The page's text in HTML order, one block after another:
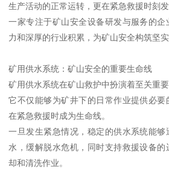
生产活动的正常运转，更在紧急救援时刻
一家专注于矿山安全设备研发与服务的
力和深厚的行业积累，为矿山安全构筑坚实
矿用供水系统：矿山安全的重要生命线
矿用供水系统在矿山救护中扮演着至关重要
它不仅能够为矿井下的日常作业提供必
在紧急救援时成为生命线。
一旦发生紧急情况，稳定的供水系统能
水，缓解脱水危机，同时支持救援设备
却和清洗作业。